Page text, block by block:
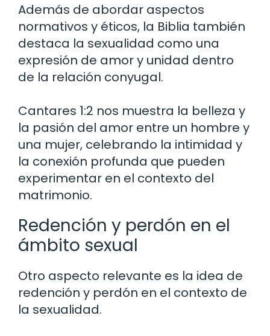
Además de abordar aspectos
normativos y éticos, la Biblia también
destaca la sexualidad como una
expresión de amor y unidad dentro
de la relación conyugal.
Cantares 1:2 nos muestra la belleza y
la pasión del amor entre un hombre y
una mujer, celebrando la intimidad y
la conexión profunda que pueden
experimentar en el contexto del
matrimonio.
Redención y perdón en el
ámbito sexual
Otro aspecto relevante es la idea de
redención y perdón en el contexto de
la sexualidad.